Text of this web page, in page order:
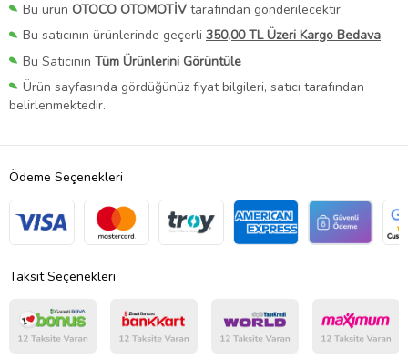
Bu ürün OTOCO OTOMOTİV tarafından gönderilecektir.
Bu satıcının ürünlerinde geçerli 350,00 TL Üzeri Kargo Bedava
Bu Satıcının Tüm Ürünlerini Görüntüle
Ürün sayfasında gördüğünüz fiyat bilgileri, satıcı tarafından
belirlenmektedir.
Ödeme Seçenekleri
Taksit Seçenekleri